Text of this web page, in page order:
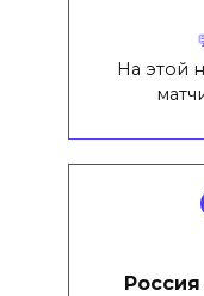
На этой